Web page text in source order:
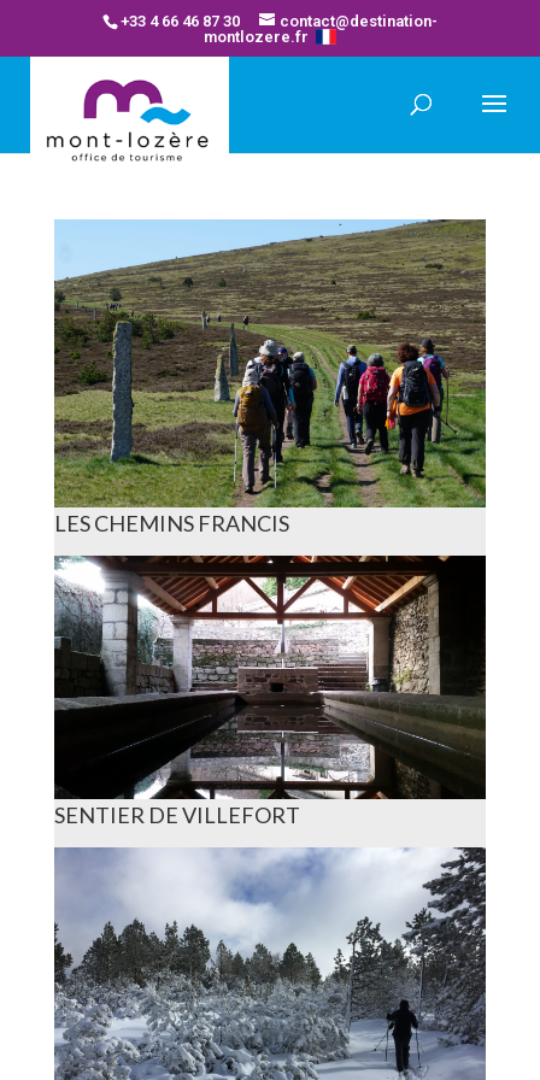
+33 4 66 46 87 30
contact@destination-
montlozere.fr
LES CHEMINS FRANCIS
LES CHEMINS FRANCIS
Les Chemins Francis will guide you
along their region’s trails. Walk
through wild stretches, admire
unspoilt flora and fauna, explore Mont
Lozère and its beautiful villages. Enjoy
fresh air and pure relaxation.
SENTIER DE VILLEFORT
SENTIER DE VILLEFORT
Le bourg de Villefort, village-rue
installé au pied du mont Lozère, est
bâti entre schiste et granite le long de
la faille géologique orientée nord-sud.